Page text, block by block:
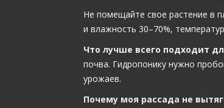
Не помещайте свое растение в
и влажность 30–70%,
Что лучше всего подходит
почва. Гидропонику нужно
урожаев.
Почему моя рассада не